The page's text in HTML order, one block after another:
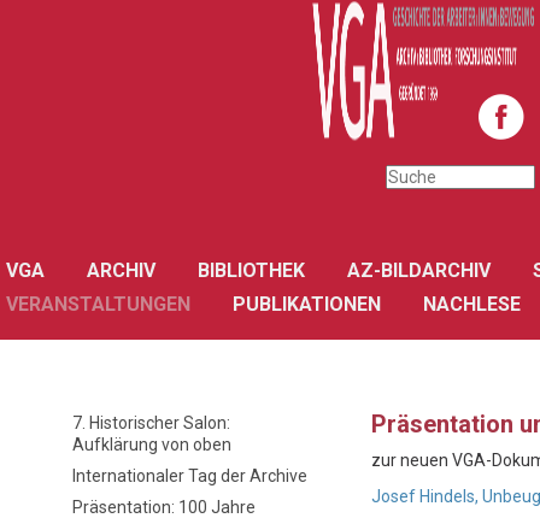
VGA ARCHIV BIBLIOTHEK AZ-BILDARCHIV
VERANSTALTUNGEN
PUBLIKATIONEN NACHLESE
7. Historischer Salon:
Aufklärung von oben
Internationaler Tag der Archive
Präsentation: 100 Jahre
Präsentation
zur neuen VGA-
Josef Hindels,